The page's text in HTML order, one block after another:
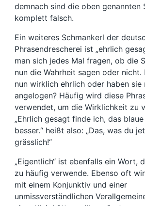
demnach sind die oben genannten
komplett falsch.
Ein weiteres Schmankerl der
Phrasendrescherei ist „ehrlich
man sich jedes Mal fragen, ob die
nun die Wahrheit sagen oder nicht.
nun wirklich ehrlich oder haben sie
angelogen? Häufig wird diese
verwendet, um die Wirklichkeit zu
„Ehrlich gesagt finde ich, das
besser.“ heißt also: „Das, was du
grässlich!“
„Eigentlich“ ist ebenfalls ein Wort,
zu häufig verwende. Ebenso oft
mit einem Konjunktiv und einer
unmissverständlichen